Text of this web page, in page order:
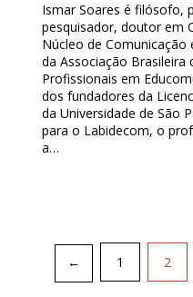
Ismar Soares é filósofo,
pesquisador, doutor em
Núcleo de Comunicação
da Associação Brasileira
Profissionais em
dos fundadores da
da Universidade de São
para o Labidecom, o
a…
Paginação
← 1 2